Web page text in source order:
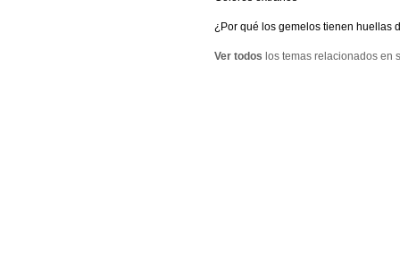
¿Por qué los gemelos tienen huellas
Ver todos los temas relacionados en